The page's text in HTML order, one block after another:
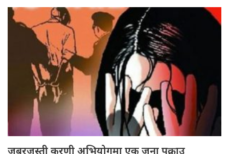
जबरजस्ती करणी अभियोगमा एक जना पक्राउ